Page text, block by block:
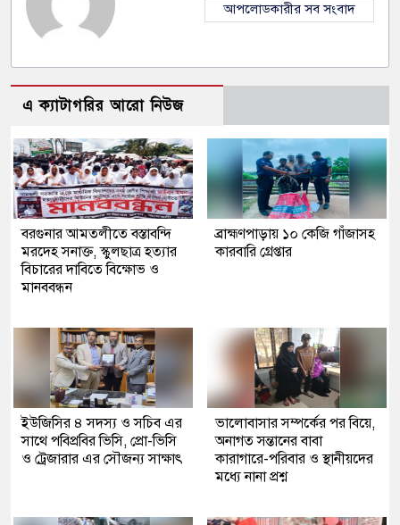
আপলোডকারীর সব সংবাদ
এ ক্যাটাগরির আরো নিউজ
বরগুনার আমতলীতে বস্তাবন্দি
মরদেহ সনাক্ত, স্কুলছাত্র হত্যার
বিচারের দাবিতে বিক্ষোভ ও
মানববন্ধন
​ব্রাহ্মণপাড়ায় ১০ কেজি গাঁজাসহ
কারবারি গ্রেপ্তার
ইউজিসির ৪ সদস্য ও সচিব এর
সাথে পবিপ্রবির ভিসি, প্রো-ভিসি
ও ট্রেজারার এর সৌজন্য সাক্ষাৎ
ভালোবাসার সম্পর্কের পর বিয়ে,
অনাগত সন্তানের বাবা
কারাগারে-পরিবার ও স্থানীয়দের
মধ্যে নানা প্রশ্ন